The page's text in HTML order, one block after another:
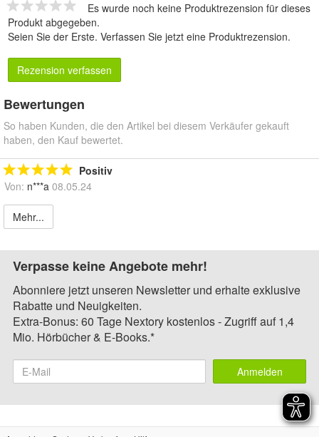
Es wurde noch keine Produktrezension für dieses
Produkt abgegeben.
Seien Sie der Erste. Verfassen Sie jetzt eine Produktrezension.
Rezension verfassen
Bewertungen
So haben Kunden, die den Artikel bei diesem Verkäufer gekauft
haben, den Kauf bewertet.
Positiv
Von: n***a 08.05.24
Mehr...
Verpasse keine Angebote mehr!
Abonniere jetzt unseren Newsletter und erhalte exklusive
Rabatte und Neuigkeiten.
Extra-Bonus: 60 Tage Nextory kostenlos - Zugriff auf 1,4
Mio. Hörbücher & E-Books.*
Anmelden